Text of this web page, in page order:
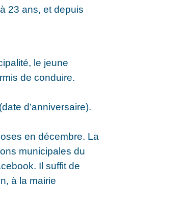
23 ans, et depuis
le jeune
de conduire.
d’anniversaire).
en décembre. La
municipales du
Il suffit de
à la mairie